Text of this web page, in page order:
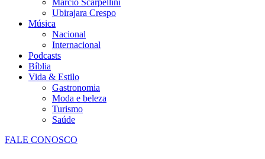
Marcio Scarpellini
Ubirajara Crespo
Música
Nacional
Internacional
Podcasts
Bíblia
Vida & Estilo
Gastronomia
Moda e beleza
Turismo
Saúde
FALE CONOSCO